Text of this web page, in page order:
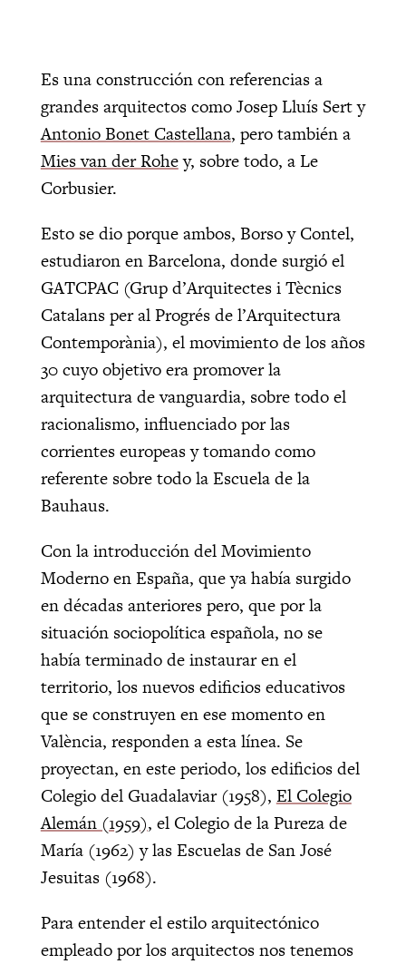
Es una construcción con referencias a
grandes arquitectos como Josep Lluís Sert y
Antonio Bonet Castellana, pero también a
Mies van der Rohey, sobre todo, a Le
Corbusier.
Esto se dio porque ambos, Borso y Contel,
estudiaron en Barcelona, donde surgió el
GATCPAC (Grup d’Arquitectes i Tècnics
Catalans per al Progrés de l’Arquitectura
Contemporània), el movimiento de los años
30 cuyo objetivo era promover la
arquitectura de vanguardia, sobre todo el
racionalismo, influenciado por las
corrientes europeas y tomando como
referente sobre todo la Escuela de la
Bauhaus.
Con la introducción del Movimiento
Moderno en España, que ya había surgido
en décadas anteriores pero, que por la
situación sociopolítica española, no se
había terminado de instaurar en el
territorio, los nuevos edificios educativos
que se construyen en ese momento en
València, responden a esta línea. Se
proyectan, en este periodo, los edificios del
Colegio del Guadalaviar (1958), El Colegio
Alemán (1959), el Colegio de la Pureza de
María (1962) y las Escuelas de San José
Jesuitas (1968).
Para entender el estilo arquitectónico
empleado por los arquitectos nos tenemos